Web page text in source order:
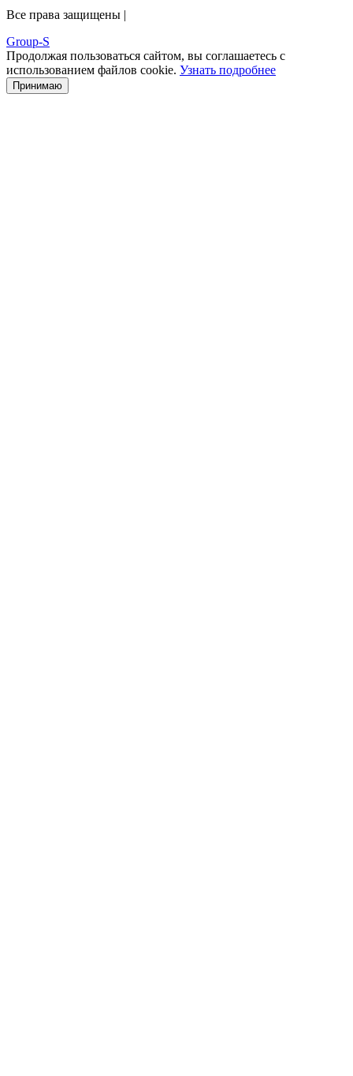
Все права защищены |
Group-S
Продолжая пользоваться сайтом, вы соглашаетесь с
использованием файлов cookie. Узнать подробнее
Принимаю